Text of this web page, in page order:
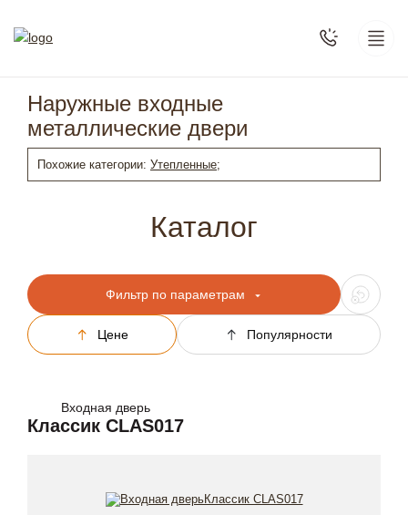
Наружные входные
металлические двери
Похожие категории: Утепленные;
Каталог
Фильтр по параметрам
Цене Популярности
Входная дверь
Классик CLAS017